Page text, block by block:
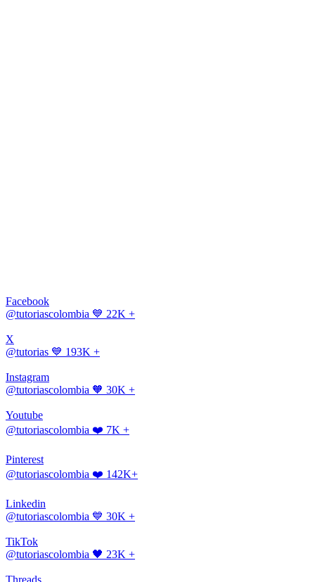
Facebook
@tutoriascolombia 💙 22K +
X
@tutorias 💙 193K +
Instagram
@tutoriascolombia 🧡 30K +
Youtube
@tutoriascolombia ❤️ 7K +
Pinterest
@tutoriascolombia ❤️ 142K+
Linkedin
@tutoriascolombia 💙 30K +
TikTok
@tutoriascolombia 🖤 23K +
Threads